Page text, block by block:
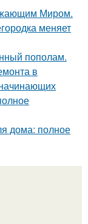
Миром.
меняет
пополам.
в
дома: полное